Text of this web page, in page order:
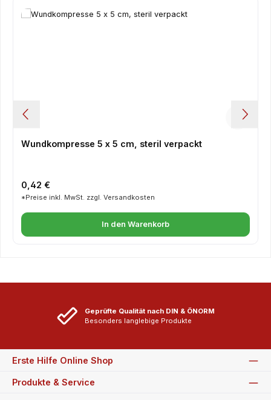
Wundkompresse 5 x 5 cm, steril verpackt
Regulärer Preis:
0,42 €
*Preise inkl. MwSt. zzgl. Versandkosten
In den Warenkorb
Geprüfte Qualität nach DIN & ÖNORM
Besonders langlebige Produkte
Erste Hilfe Online Shop
Produkte & Service